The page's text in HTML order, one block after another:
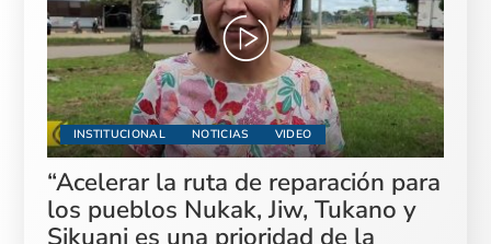
INSTITUCIONAL NOTICIAS VIDEO
“Acelerar la ruta de reparación para
los pueblos Nukak, Jiw, Tukano y
Sikuani es una prioridad de la